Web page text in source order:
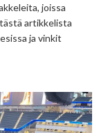
joissa
artikkelista
ja vinkit